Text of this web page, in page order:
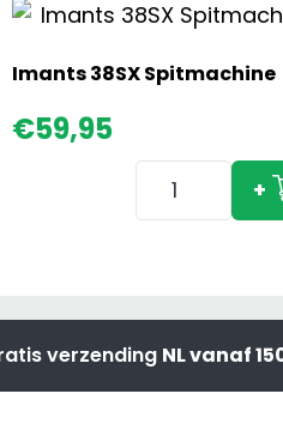
Imants 38SX Spitmachine
€59,95
Imants
38SX
+
verzending NL vanaf